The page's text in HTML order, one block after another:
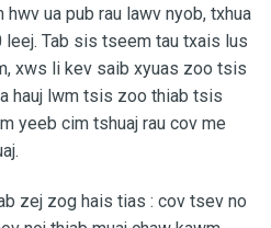
ua pub rau lawv nyob, txhua
Tab sis tseem tau txais lus
xws li kev saib xyuas zoo tsis
hauj lwm tsis zoo thiab tsis
yeeb cim tshuaj rau cov me
zej zog hais tias : cov tsev no